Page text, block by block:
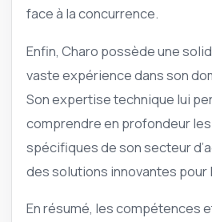
face à la concurrence.
Enfin, Charo possède une
vaste expérience dans son
Son expertise technique lui
comprendre en profondeur
spécifiques de son secteur
des solutions innovantes pour
En résumé, les compétences